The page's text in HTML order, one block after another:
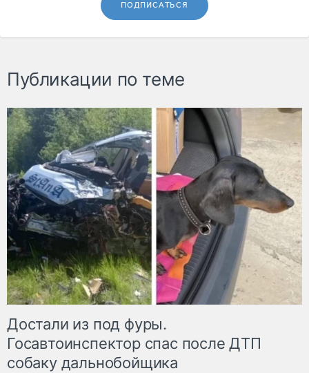
ПОДПИСАТЬСЯ
Публикации по теме
Достали из под фуры.
Госавтоинспектор спас после ДТП
собаку дальнобойщика